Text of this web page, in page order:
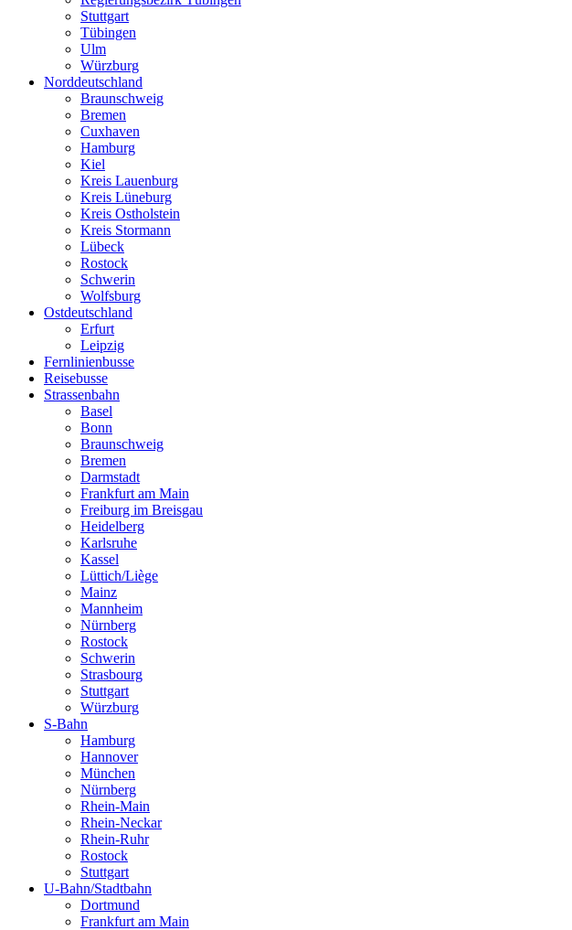
Stuttgart
Tübingen
Ulm
Würzburg
Norddeutschland
Braunschweig
Bremen
Cuxhaven
Hamburg
Kiel
Kreis Lauenburg
Kreis Lüneburg
Kreis Ostholstein
Kreis Stormann
Lübeck
Rostock
Schwerin
Wolfsburg
Ostdeutschland
Erfurt
Leipzig
Fernlinienbusse
Reisebusse
Strassenbahn
Basel
Bonn
Braunschweig
Bremen
Darmstadt
Frankfurt am Main
Freiburg im Breisgau
Heidelberg
Karlsruhe
Kassel
Lüttich/Liège
Mainz
Mannheim
Nürnberg
Rostock
Schwerin
Strasbourg
Stuttgart
Würzburg
S-Bahn
Hamburg
Hannover
München
Nürnberg
Rhein-Main
Rhein-Neckar
Rhein-Ruhr
Rostock
Stuttgart
U-Bahn/Stadtbahn
Dortmund
Frankfurt am Main